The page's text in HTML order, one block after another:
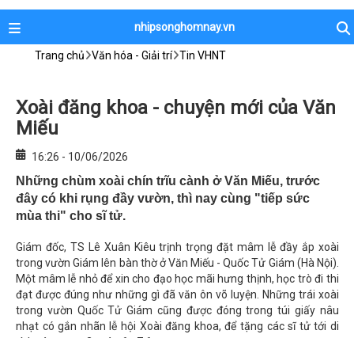
nhipsonghomnay.vn
Trang chủ Văn hóa - Giải trí Tin VHNT
Xoài đăng khoa - chuyện mới của Văn
Miếu
16:26 - 10/06/2026
Những chùm xoài chín trĩu cành ở Văn Miếu, trước
đây có khi rụng đầy vườn, thì nay cùng "tiếp sức
mùa thi" cho sĩ tử.
Giám đốc, TS Lê Xuân Kiêu trịnh trọng đặt mâm lễ đầy ắp xoài
trong vườn Giám lên bàn thờ ở Văn Miếu - Quốc Tử Giám (Hà Nội).
Một mâm lễ nhỏ để xin cho đạo học mãi hưng thịnh, học trò đi thi
đạt được đúng như những gì đã văn ôn võ luyện. Những trái xoài
trong vườn Quốc Tử Giám cũng được đóng trong túi giấy nâu
nhạt có gắn nhãn lễ hội Xoài đăng khoa, để tặng các sĩ tử tới di